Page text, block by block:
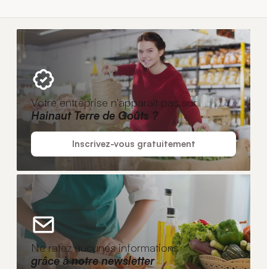
Votre entreprise n'apparaît pas sur
Hainaut Terre de Goûts ?
Inscrivez-vous gratuitement
Ne ratez aucunes informations
grâce à notre newsletter